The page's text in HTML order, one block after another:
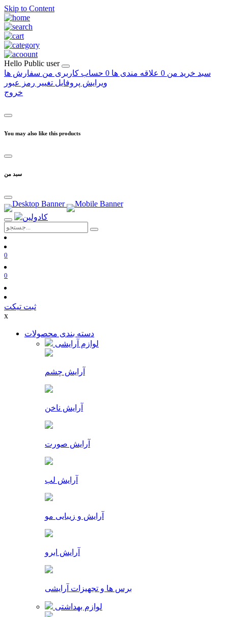
Skip to Content
Hello Public user
سبد خرید من 0 علاقه مندی ها 0 حساب کاربری من سفارش ها
ویرایش پروفایل تغییر رمز عبور
خروج
You may also like this products
سبد من
0
0
ثبت تیکت
x
دسته بندی محصولات
لوازم آرایشی
آرایش چشم
آرایش ناخن
آرایش صورت
آرایش لب
آرایش و زیبایی مو
آرایش ابرو
برس ها و تجهیزات آرایشی
لوازم بهداشتی